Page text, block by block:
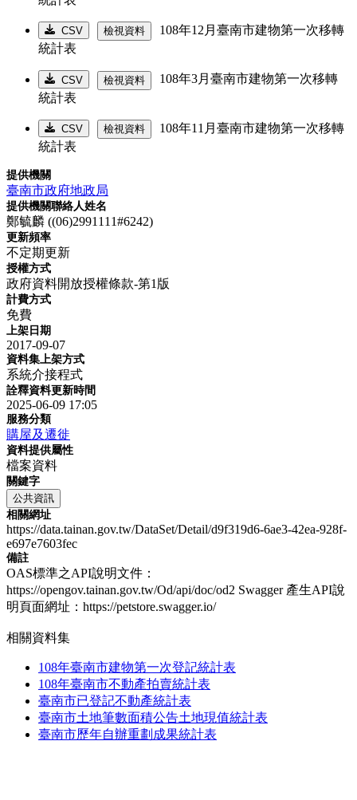
CSV 檢視資料
108年12月臺南市建物第一次移轉
統計表
CSV 檢視資料
108年3月臺南市建物第一次移轉
統計表
CSV 檢視資料
108年11月臺南市建物第一次移轉
統計表
提供機關
臺南市政府地政局
提供機關聯絡人姓名
鄭毓麟 ((06)2991111#6242)
更新頻率
不定期更新
授權方式
政府資料開放授權條款-第1版
計費方式
免費
上架日期
2017-09-07
資料集上架方式
系統介接程式
詮釋資料更新時間
2025-06-09 17:05
服務分類
購屋及遷徙
資料提供屬性
檔案資料
關鍵字
公共資訊
相關網址
https://data.tainan.gov.tw/DataSet/Detail/d9f319d6-6ae3-42ea-928f-
e697e7603fec
備註
OAS標準之API說明文件：
https://opengov.tainan.gov.tw/Od/api/doc/od2 Swagger 產生API說
明頁面網址：https://petstore.swagger.io/
相關資料集
108年臺南市建物第一次登記統計表
108年臺南市不動產拍賣統計表
臺南市已登記不動產統計表
臺南市土地筆數面積公告土地現值統計表
臺南市歷年自辦重劃成果統計表